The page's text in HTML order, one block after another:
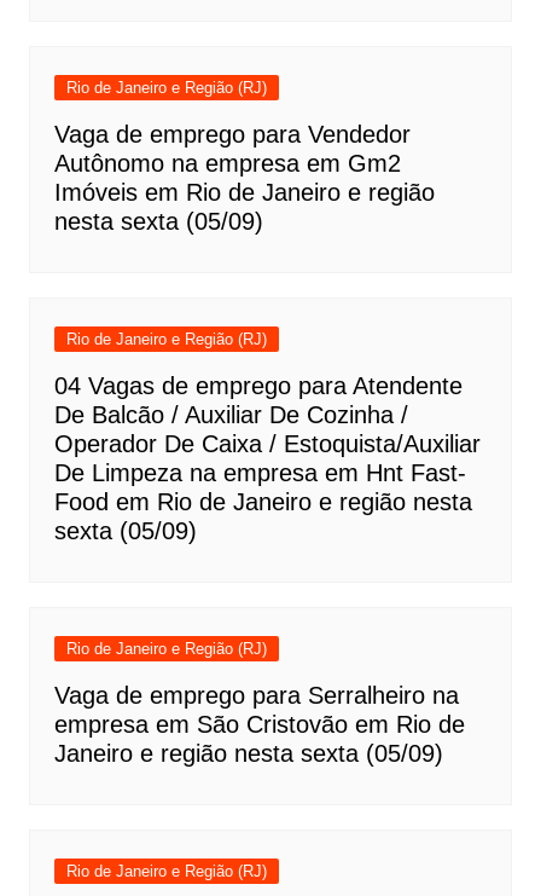
Rio de Janeiro e Região (RJ)
Vaga de emprego para Vendedor
Autônomo na empresa em Gm2
Imóveis em Rio de Janeiro e região
nesta sexta (05/09)
Rio de Janeiro e Região (RJ)
04 Vagas de emprego para Atendente
De Balcão / Auxiliar De Cozinha /
Operador De Caixa / Estoquista/Auxiliar
De Limpeza na empresa em Hnt Fast-
Food em Rio de Janeiro e região nesta
sexta (05/09)
Rio de Janeiro e Região (RJ)
Vaga de emprego para Serralheiro na
empresa em São Cristovão em Rio de
Janeiro e região nesta sexta (05/09)
Rio de Janeiro e Região (RJ)